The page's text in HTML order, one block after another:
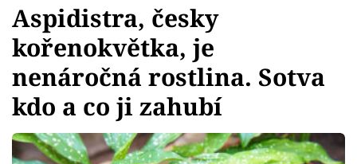
Témata
Bydlení
Zahrada
Aspidistra, česky
kořenokvětka, je
nenáročná rostlina. Sotva
kdo a co ji zahubí